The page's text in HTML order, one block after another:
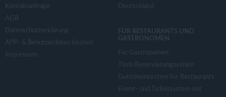
Kontaktanfrage
AGB
Datenschutzerklärung
APP- & Benutzerdaten löschen
Impressum
Deutschland
FÜR RESTAURANTS UND
GASTRONOMEN
Für Gastronomen
Tisch Reservierungsystem
Gutscheinsystem für Restaurants
Event- und Ticketsystem mit
i
o
n